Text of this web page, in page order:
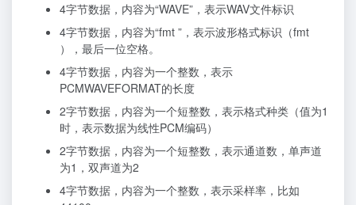
4字节数据，内容为“WAVE”，表示WAV文件标识
4字节数据，内容为“fmt ”，表示波形格式标识（fmt
），最后一位空格。
4字节数据，内容为一个整数，表示
PCMWAVEFORMAT的长度
2字节数据，内容为一个短整数，表示格式种类（值为1
时，表示数据为线性PCM编码）
2字节数据，内容为一个短整数，表示通道数，单声道
为1，双声道为2
4字节数据，内容为一个整数，表示采样率，比如